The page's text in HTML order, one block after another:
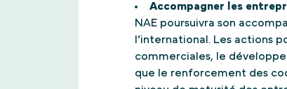
Accompagner les
NAE poursuivra son
l’international. Les actions
commerciales, le
que le renforcement des